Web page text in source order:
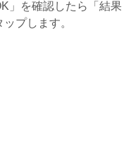
」を確認したら「結果
プします。